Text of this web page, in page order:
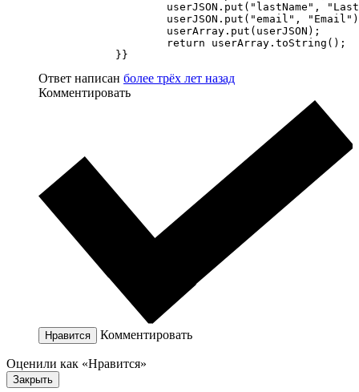
	    }}
Ответ написан более трёх лет назад
Комментировать
Нравится Комментировать
Оценили как «Нравится»
Закрыть